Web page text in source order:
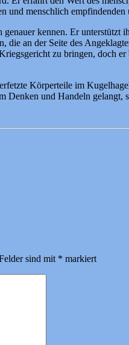
menschlich
kennen. Er unterstützt
die an der Seite des
zu bringen, doch
Körperteile im
Denken und Handeln
sind mit * markiert